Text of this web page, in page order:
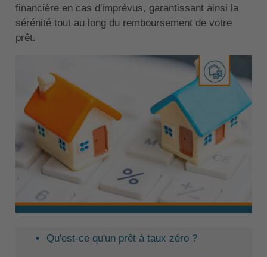
financière en cas d'imprévus, garantissant ainsi la
sérénité tout au long du remboursement de votre
prêt.
Qu'est-ce qu'un prêt à taux zéro ?